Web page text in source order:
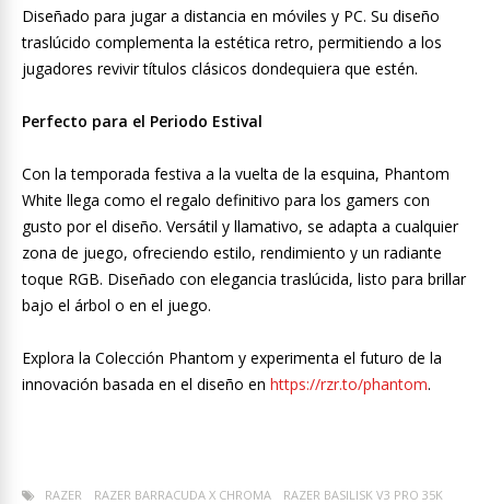
Diseñado para jugar a distancia en móviles y PC. Su diseño
traslúcido complementa la estética retro, permitiendo a los
jugadores revivir títulos clásicos dondequiera que estén.
Perfecto para el Periodo Estival
Con la temporada festiva a la vuelta de la esquina, Phantom
White llega como el regalo definitivo para los gamers con
gusto por el diseño. Versátil y llamativo, se adapta a cualquier
zona de juego, ofreciendo estilo, rendimiento y un radiante
toque RGB. Diseñado con elegancia traslúcida, listo para brillar
bajo el árbol o en el juego.
Explora la Colección Phantom y experimenta el futuro de la
innovación basada en el diseño en https://rzr.to/phantom.
RAZER RAZER BARRACUDA X CHROMA
RAZER BASILISK V3 PRO 35K